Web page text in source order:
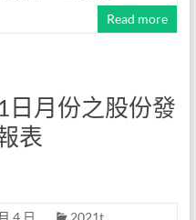
Read more
月份之股份發
表
4 日 2021t